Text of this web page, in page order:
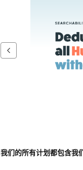
其
他
我们的所有计划都包含我